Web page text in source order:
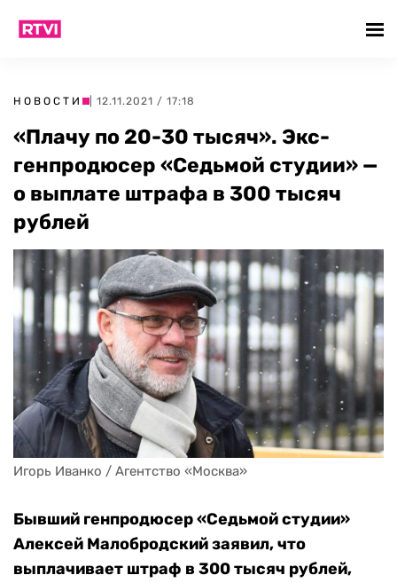
НОВОСТИ | 12.11.2021 / 17:18
«Плачу по 20-30 тысяч». Экс-
генпродюсер «Седьмой студии» —
о выплате штрафа в 300 тысяч
рублей
Игорь Иванко / Агентство «Москва»
Бывший генпродюсер «Седьмой студии»
Алексей Малобродский заявил, что
выплачивает штраф в 300 тысяч рублей,